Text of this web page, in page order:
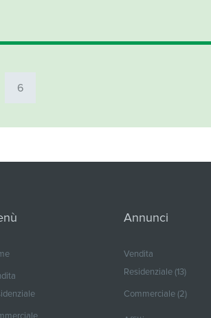
6
Annunci
Vendita
Residenziale (13)
Commerciale (2)